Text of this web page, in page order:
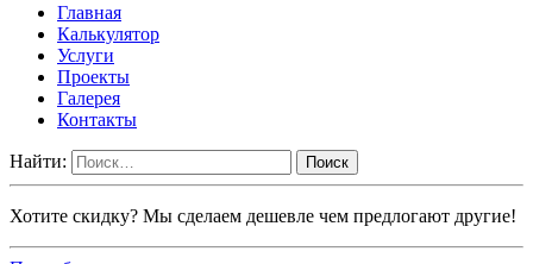
Главная
Калькулятор
Услуги
Проекты
Галерея
Контакты
Найти:
Хотите скидку? Мы сделаем дешевле чем предлогают другие!